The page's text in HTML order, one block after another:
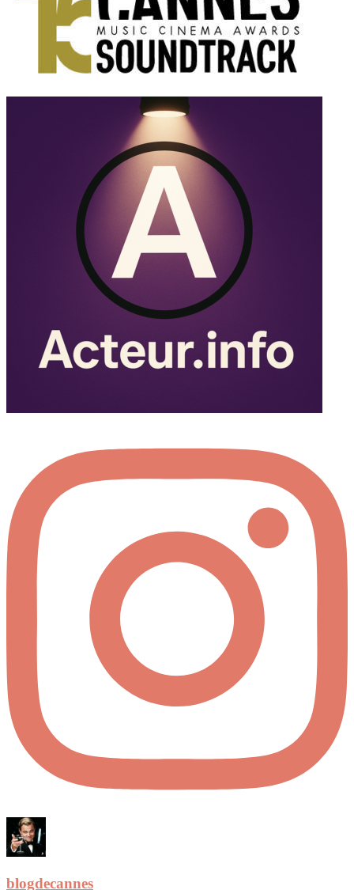
blogdecannes